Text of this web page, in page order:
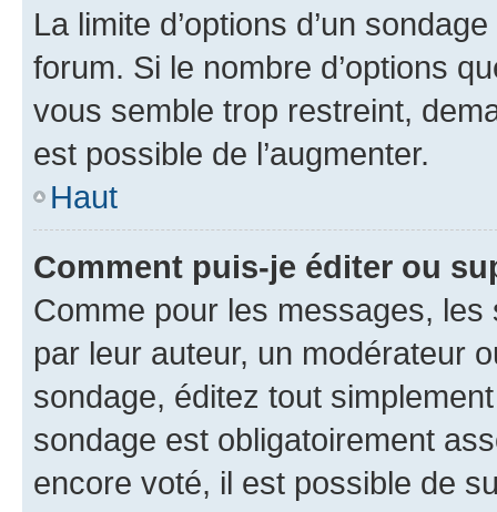
La limite d’options d’un
forum. Si le nombre d’options
vous semble trop restreint,
est possible de l’augmenter.
Haut
Comment puis-je éditer ou
Comme pour les messages,
par leur auteur, un modérateur
sondage, éditez tout
sondage est obligatoirement
encore voté, il est possible de